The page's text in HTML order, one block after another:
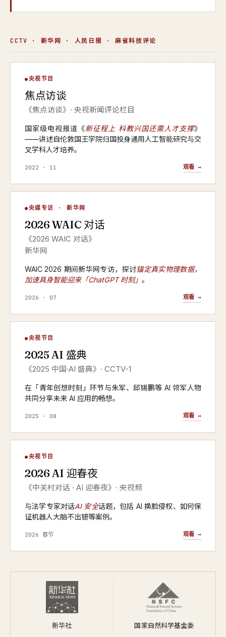
CCTV · 新华网 · 人民日报 · 麻省科技评论
焦点访谈
央视 · 焦点访谈
央视节目
焦点访谈
《焦点访谈》· 央视新闻评论栏目
国家级电视报道《新征程上 科教兴国还需人才支撑》
——讲述自伦敦国王学院归国投身通用人工智能研究与交
叉学科人才培养。
2022 · 11 观看 →
WAIC 对话
新华网 · 2026
▶
央媒专访 · 新华网
2026 WAIC 对话
《2026 WAIC 对话》
新华网
WAIC 2026 期间新华网专访，探讨锚定真实物理数据，
加速具身智能迎来「ChatGPT 时刻」 。
2026 · 07 观看 →
AI 盛典
CCTV-1 · 2025 年度
央视节目
2025 AI 盛典
《2025 中国·AI 盛典》· CCTV-1
在「青年创想时刻」环节与朱军、邱锡鹏等 AI 领军人物
共同分享未来 AI 应用的畅想。
2025 · 08 观看 →
AI 迎春夜
央视频 · 2026
央视节目
2026 AI 迎春夜
《中关村对话 · AI 迎春夜》· 央视频
与法学专家对话AI 安全话题，包括 AI 换脸侵权、如何保
证机器人大脑不出错等案例。
2026 春节 观看 →
新华社 国家自然科学基金委